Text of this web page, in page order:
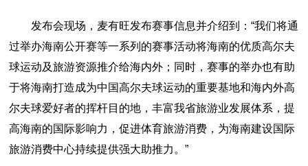
发布会现场，麦有旺发布赛事信息并介绍到：“我们将通
过举办海南公开赛等一系列的赛事活动将海南的优质高尔夫
球运动及旅游资源推介给海内外；同时，赛事的举办也有助
于将海南打造成为中国高尔夫球运动的重要基地和海内外高
尔夫球爱好者的挥杆目的地，丰富我省旅游业发展体系，提
高海南的国际影响力，促进体育旅游消费，为海南建设国际
旅游消费中心持续提供强大助推力。”